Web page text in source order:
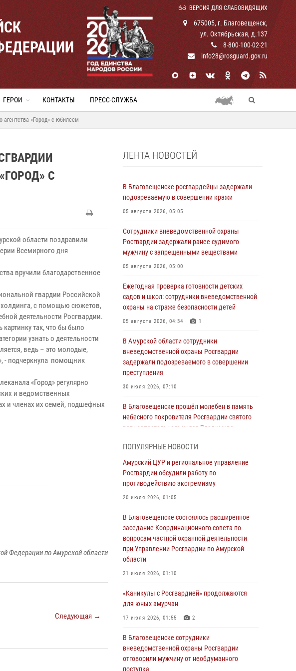
ВЕРСИЯ ДЛЯ СЛАБОВИДЯЩИХ
675005, г. Благовещенск,
ул. Октябрьская, д.137
8-800-100-02-21
info28@rosguard.gov.ru
ГЕРОИ КОНТАКТЫ ПРЕСС-СЛУЖБА
«Город» с юбилеем
С
области поздравили
Всемирного дня
вручили благодарственное
гвардии Российской
холдинга, с помощью сюжетов,
деятельности Росгвардии.
картинку так, что бы было
узнать о деятельности
ведь – это молодые,
- подчеркнула помощник
«Город» регулярно
и ведомственных
и членах их семей, подшефных
Федерации по Амурской области
Следующая →
ЛЕНТА НОВОСТЕЙ
В Благовещенске росгвардейцы задержали
подозреваемую в совершении кражи
05 августа 2026, 05:05
Сотрудники вневедомственной охраны
Росгвардии задержали ранее судимого
мужчину с запрещенными веществами
05 августа 2026, 05:00
Ежегодная проверка готовности детских
садов и школ: сотрудники вневедомственной
охраны на страже безопасности детей
05 августа 2026, 04:34 1
В Амурской области сотрудники
вневедомственной охраны Росгвардии
задержали подозреваемого в совершении
преступления
30 июля 2026, 07:10
В Благовещенске прошёл молебен в память
небесного покровителя Росгвардии святого
равноапостольного князя Владимира
Более 2,5 миллионов рублей выплачено
амурчанам за оружие сданное на возмездной
основе
28 июля 2026, 02:00
Итоги работы строевых подразделений
вневедомственной охраны Росгвардии
Амурской области в период с 20 по 26 июля
2026 года
27 июля 2026, 06:28
сотрудников вневедомственной охраны
23 июля 2026, 07:49
поступления на службу в подразделения
территориального Управления Росгвардии
23 июля 2026, 00:00
ПОПУЛЯРНЫЕ НОВОСТИ
Амурский ЦУР и региональное управление
Росгвардии обсудили работу по
противодействию экстремизму
20 июля 2026, 01:05
В Благовещенске состоялось расширенное
заседание Координационного совета по
вопросам частной охранной деятельности
при Управлении Росгвардии по Амурской
области
21 июля 2026, 01:10
«Каникулы с Росгвардией» продолжаются
для юных амурчан
17 июля 2026, 01:55 2
В Благовещенске сотрудники
вневедомственной охраны Росгвардии
отговорили мужчину от необдуманного
поступка